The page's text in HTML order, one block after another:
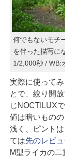
何でもないモチ
を伴った描写に
1/2,000秒 / WB:
実際に使って
とで、絞り開
じNOCTILUX
値は暗いもの
浅く、ピント
ては先のレビ
M型ライカの